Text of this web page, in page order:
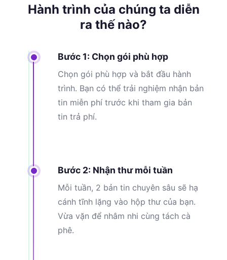
Hành trình của chúng ta diễn
ra thế nào?
Bước 1: Chọn gói phù hợp
Chọn gói phù hợp và bắt đầu hành
trình. Bạn có thể trải nghiệm nhận bản
tin miễn phí trước khi tham gia bản
tin trả phí.
Bước 2: Nhận thư mỗi tuần
Mỗi tuần, 2 bản tin chuyên sâu sẽ hạ
cánh tĩnh lặng vào hộp thư của bạn.
Vừa vặn để nhâm nhi cùng tách cà
phê.